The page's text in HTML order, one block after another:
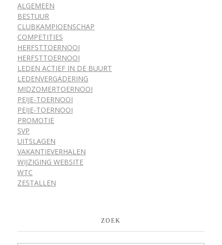
ALGEMEEN
BESTUUR
CLUBKAMPIOENSCHAP
COMPETITIES
HERFSTTOERNOOI
HERFSTTOERNOOI
LEDEN ACTIEF IN DE BUURT
LEDENVERGADERING
MIDZOMERTOERNOOI
PEIJE-TOERNOOI
PEIJE-TOERNOOI
PROMOTIE
SVP
UITSLAGEN
VAKANTIEVERHALEN
WIJZIGING WEBSITE
WTC
ZESTALLEN
ZOEK